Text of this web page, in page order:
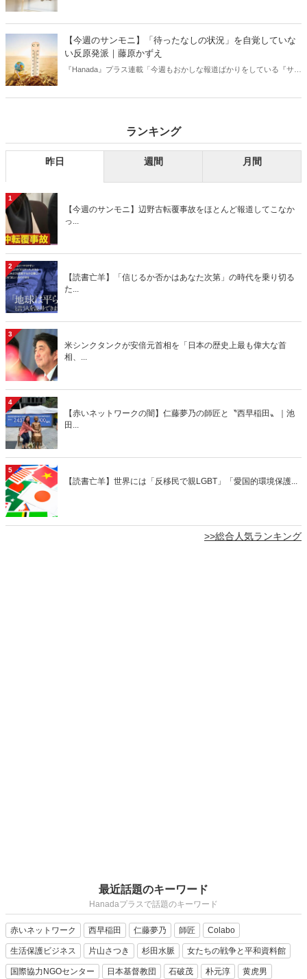
【今週のサンモニ】「待ったなしの状況」を自覚していな
い反原発派｜藤原かずえ
『Hanada』プラス連載「今週もおかしな報道ばかりをしている『サン
ランキング
昨日 週間 月間
1
【今週のサンモニ】辺野古転覆事故をほとんど報道してこなか
っ...
2
【読書亡羊】「信じるか否かはあなた次第」の時代を乗り切る
た...
3
米シンクタンクが安倍元首相を「日本の歴史上最も偉大な首
相、...
4
【赤いネットワークの闇】仁藤夢乃の師匠と〝西早稲田〟｜池
田...
5
【読書亡羊】世界には「反移民で親LGBT」「愛国的環境保護...
>>総合人気ランキング
最近話題のキーワード
Hanadaプラスで話題のキーワード
赤いネットワーク 西早稲田 仁藤夢乃 師匠 Colabo
生活保護ビジネス 片山さつき 杉田水脈 女たちの戦争と平和資料館
国際協力NGOセンター 日本基督教団 石破茂 朴元淳 黄虎男